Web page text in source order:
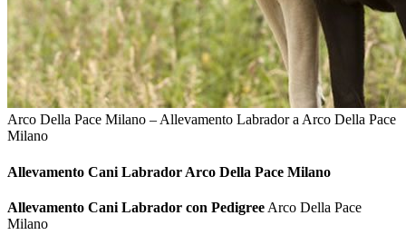
Arco Della Pace Milano – Allevamento Labrador a Arco Della Pace
Milano
Allevamento Cani Labrador Arco Della Pace Milano
Allevamento Cani Labrador con Pedigree Arco Della Pace
Milano